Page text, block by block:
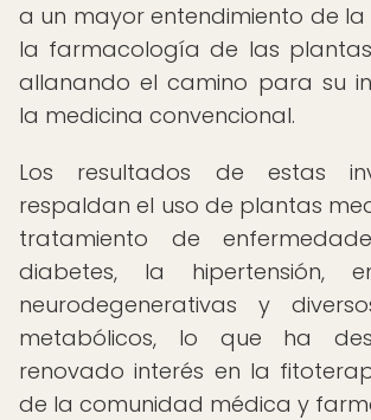
a un mayor entendimiento de
la farmacología de las plantas
allanando el camino para su
la medicina convencional.
Los resultados de estas
respaldan el uso de plantas
tratamiento de
diabetes, la hipertensión,
neurodegenerativas y
metabólicos, lo que ha
renovado interés en la
de la comunidad médica y